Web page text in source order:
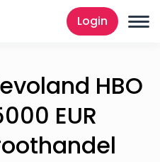
Login
HBO
EUR